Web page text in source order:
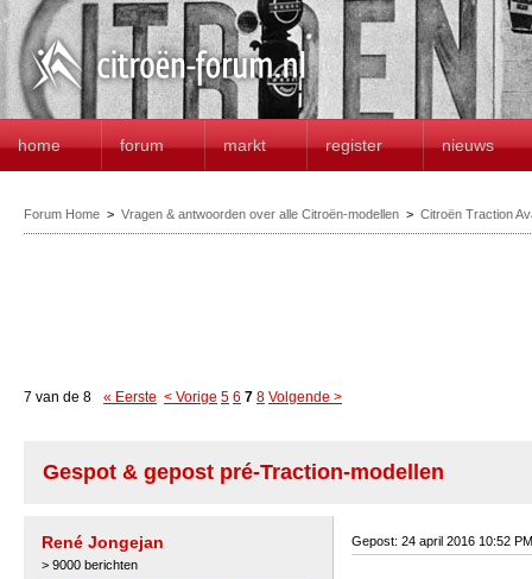
home forum markt register nieuws
Forum Home > Vragen & antwoorden over alle Citroën-modellen > Citroën Traction
7 van de 8 « Eerste < Vorige 5 6 7 8 Volgende >
Gespot & gepost pré-Traction-modellen
René Jongejan
> 9000 berichten
Gepost: 24 april 2016 10:52 PM